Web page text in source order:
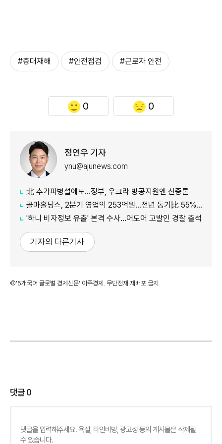
#중대재해 #안전점검 #근로자 안전
0 0
정연우 기자
ynu@ajunews.com
北 추가파병설에도...정부, 우크라 방공지원엔 신중론
콜마홀딩스, 2분기 영업익 253억원...전년 동기比 55% 증가
'하니 비자정보 유출' 본격 수사...어도어 고발인 경찰 출석
기자의 다른기사
©'5개국어 글로벌 경제신문' 아주경제. 무단전재·재배포 금지
댓글0